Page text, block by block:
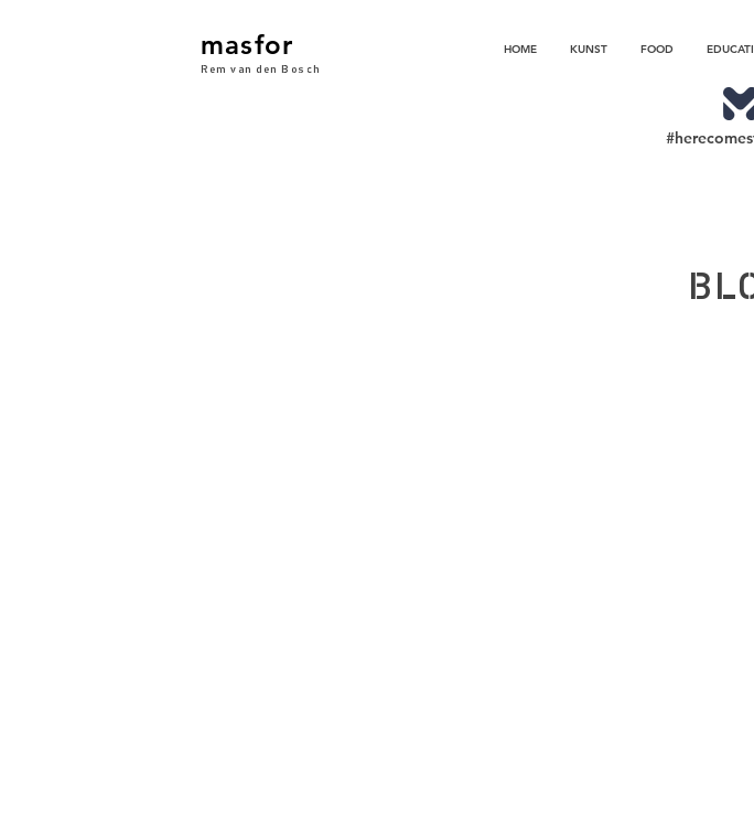
HOME KUNST FOOD
masfor
Rem van den Bosch